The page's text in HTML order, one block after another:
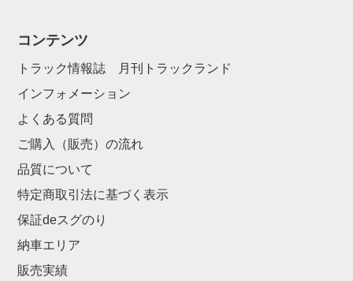
コンテンツ
トラック情報誌 月刊トラックランド
インフォメーション
よくある質問
ご購入（販売）の流れ
品質について
特定商取引法に基づく表示
保証deスグのり
納車エリア
販売実績